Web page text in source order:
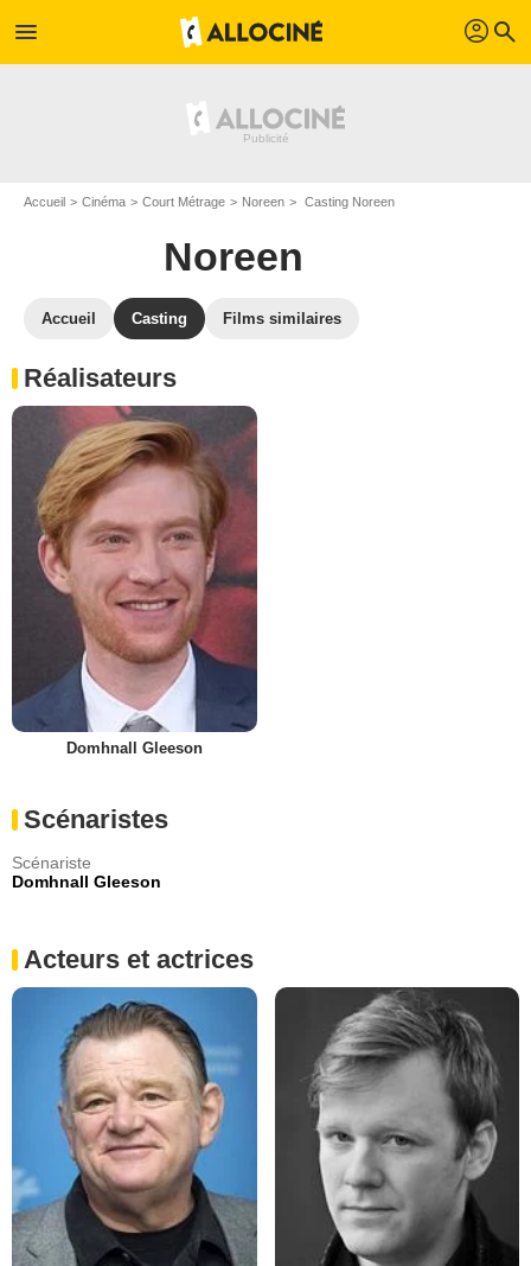
menu profil search
Accueil Cinéma Court Métrage Noreen Casting Noreen
Noreen
Accueil Casting Films similaires
Réalisateurs
Domhnall Gleeson
Scénaristes
Scénariste
Domhnall Gleeson
Acteurs et actrices